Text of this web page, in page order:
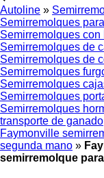
Autoline »
Semirremolques
Semirremolques con
Semirremolques de
Semirremolques de
Semirremolques
Semirremolques
Semirremolques
Semirremolques
transporte de ganado
Faymonville
segunda mano »
semirremolque